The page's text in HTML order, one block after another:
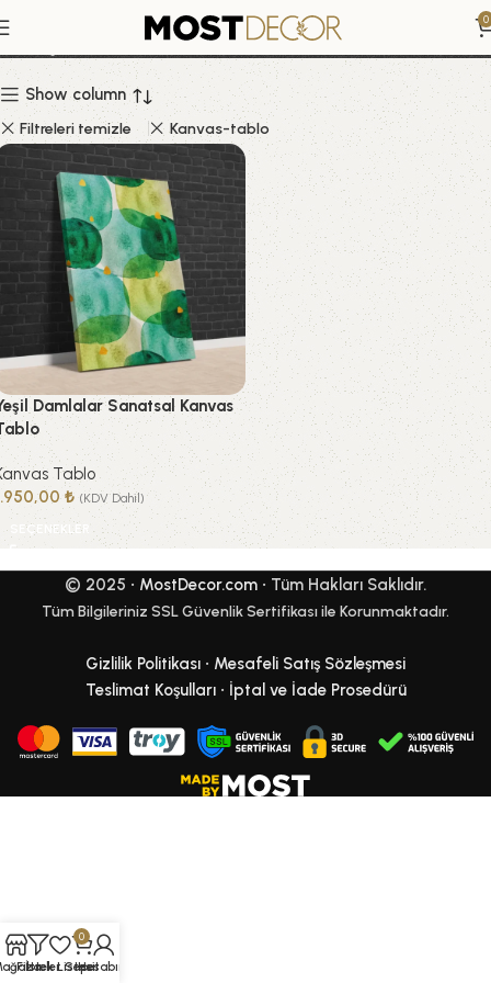
0
Yeşil Damlalar
Show column
Filtreleri temizle
Kanvas-tablo
Damlalar Sanatsal Kanvas
Tablo
₺ (KDV Dahil)
SEÇENEKLER
© 2025 • MostDecor.com • Tüm Hakları Saklıdır.
Tüm Bilgileriniz SSL Güvenlik Sertifikası ile Korunmaktadır.
Gizlilik Politikası • Mesafeli Satış Sözleşmesi
Teslimat Koşulları• İptal ve İade Prosedürü
Filtreler
İstek Listesi
0
Sepet
Hesabım